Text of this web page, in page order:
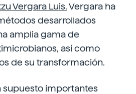
Vergara Luis.Vergara ha
desarrollados
amplia gama de
así como
de su transformación.
supuesto importantes